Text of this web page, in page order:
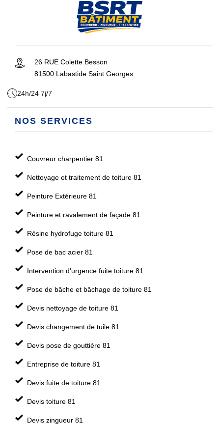
26 RUE Colette Besson
81500 Labastide Saint Georges
24h/24 7j/7
NOS SERVICES
Couvreur charpentier 81
Nettoyage et traitement de toiture 81
Peinture Extérieure 81
Peinture et ravalement de façade 81
Résine hydrofuge toiture 81
Pose de bac acier 81
Intervention d'urgence fuite toiture 81
Pose de bâche et bâchage de toiture 81
Devis nettoyage de toiture 81
Devis changement de tuile 81
Devis pose de gouttière 81
Entreprise de toiture 81
Devis fuite de toiture 81
Devis toiture 81
Devis zingueur 81